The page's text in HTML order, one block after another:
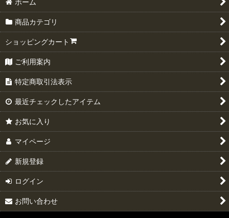
ホーム
商品カテゴリ
ショッピングカート
ご利用案内
特定商取引法表示
最近チェックしたアイテム
お気に入り
マイページ
新規登録
ログイン
お問い合わせ